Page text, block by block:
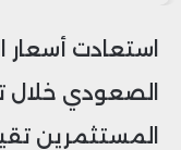
استعادت أسعار
الصعودي خلال
المستثمرين